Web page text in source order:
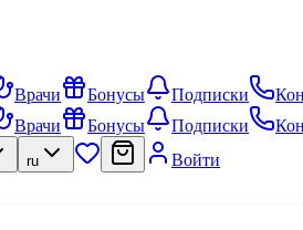
Врачи Бонусы Подписки
Врачи Бонусы Подписки
ru Войти